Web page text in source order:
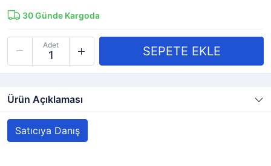
30Günde Kargoda
Adet
Ürün Açıklaması
Satıcıya Danış